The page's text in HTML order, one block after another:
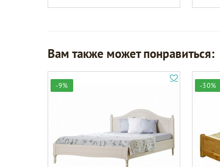
Вам также может понравиться:
-9% -30%